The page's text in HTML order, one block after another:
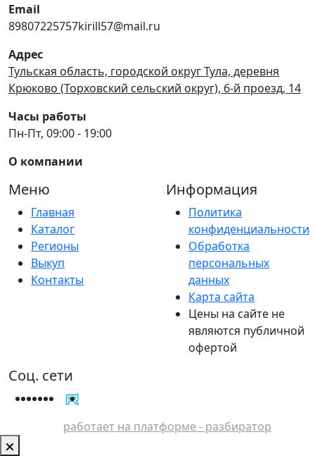
Email
89807225757kirill57@mail.ru
Адрес
Тульская область, городской округ Тула, деревня
Крюково (Торховский сельский округ), 6-й проезд, 14
Часы работы
Пн-Пт, 09:00 - 19:00
О компании
Меню
Главная
Каталог
Регионы
Выкуп
Контакты
Информация
Политика
конфиденциальности
Обработка
персональных
данных
Карта сайта
Цены на сайте не
являются публичной
офертой
Соц. сети
работает на платформе - разбиратор